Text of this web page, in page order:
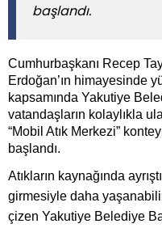
başlandı.
Cumhurbaşkanı Recep
Erdoğan’ın himayesinde
kapsamında Yakutiye
vatandaşların kolaylıkla
“Mobil Atık Merkezi”
başlandı.
Atıkların kaynağında
girmesiyle daha
çizen Yakutiye Belediye